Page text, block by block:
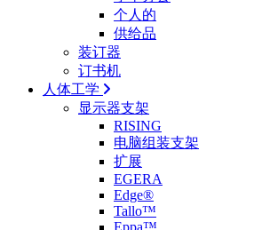
个人的
供给品
装订器
订书机
人体工学
显示器支架
RISING
电脑组装支架
扩展
EGERA
Edge®
Tallo™
Eppa™